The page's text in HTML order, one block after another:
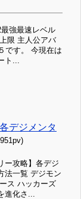
強最速レベル
限 主人公アバ
です。 今現在は
ト...
デジメンタ
ー攻略】各デジ
法一覧 デジモン
ス ハッカーズ
進化さ...